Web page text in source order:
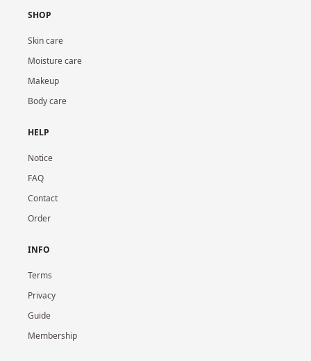
SHOP
Skin care
Moisture care
Makeup
Body care
HELP
Notice
FAQ
Contact
Order
INFO
Terms
Privacy
Guide
Membership